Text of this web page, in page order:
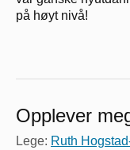
på høyt nivå!
Opplever
Lege: Ruth